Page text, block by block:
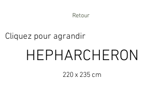
Retour
Cliquez pour agrandir
HEPHARCHERON
220 x 235 cm